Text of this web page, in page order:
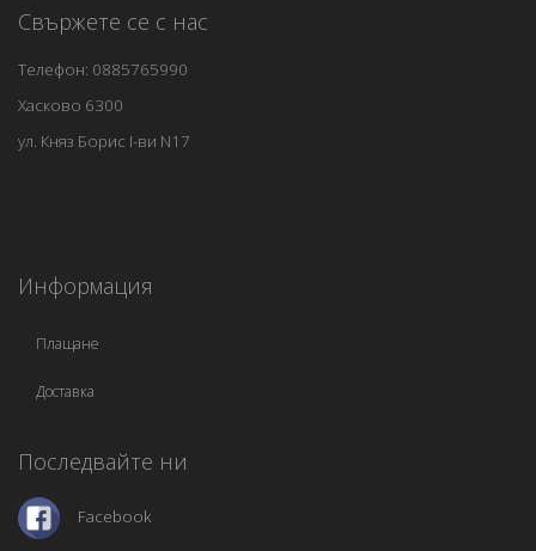
Свържете се с нас
Телефон: 0885765990
Хасково 6300
ул. Княз Борис I-ви N17
Информация
Плащане
Доставка
Последвайте ни
Facebook